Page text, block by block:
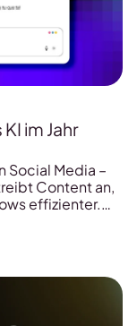
im Jahr
Social Media –
Content an,
effizienter.
genau